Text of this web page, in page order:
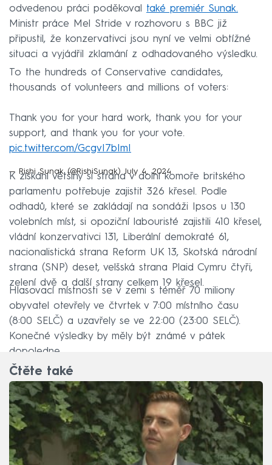
odvedenou práci poděkoval také premiér Sunak.
Ministr práce Mel Stride v rozhovoru s BBC již
připustil, že konzervativci jsou nyní ve velmi obtížné
situaci a vyjádřil zklamání z odhadovaného výsledku.
To the hundreds of Conservative candidates,
thousands of volunteers and millions of voters:
Thank you for your hard work, thank you for your
support, and thank you for your vote.
pic.twitter.com/GcgvI7bImI
— Rishi Sunak (@RishiSunak) July 4, 2024
K získání většiny si strana v dolní komoře britského
parlamentu potřebuje zajistit 326 křesel. Podle
odhadů, které se zakládají na sondáži Ipsos u 130
volebních míst, si opoziční labouristé zajistili 410 křesel,
vládní konzervativci 131, Liberální demokraté 61,
nacionalistická strana Reform UK 13, Skotská národní
strana (SNP) deset, velšská strana Plaid Cymru čtyři,
zelení dvě a další strany celkem 19 křesel.
Hlasovací místnosti se v zemi s téměř 70 miliony
obyvatel otevřely ve čtvrtek v 7:00 místního času
(8:00 SELČ) a uzavřely se ve 22:00 (23:00 SELČ).
Konečné výsledky by měly být známé v pátek
dopoledne.
Čtěte také